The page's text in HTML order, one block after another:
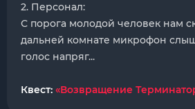
2. Персонал:
С порога молодой человек нам
дальней комнате микрофон
голос напряг...
Квест: «Возвращение